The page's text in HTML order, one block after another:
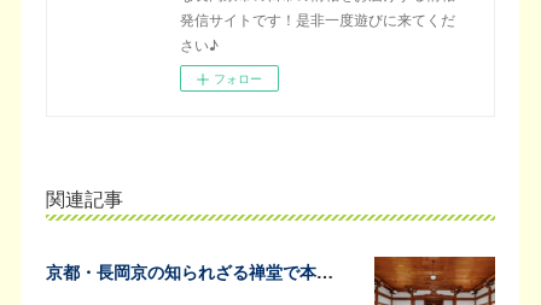
発信サイトです！是非一度遊びに来てくだ
さい♪
フォロー
関連記事
京都・長岡京の知られざる禅堂で本格的な坐禅体験